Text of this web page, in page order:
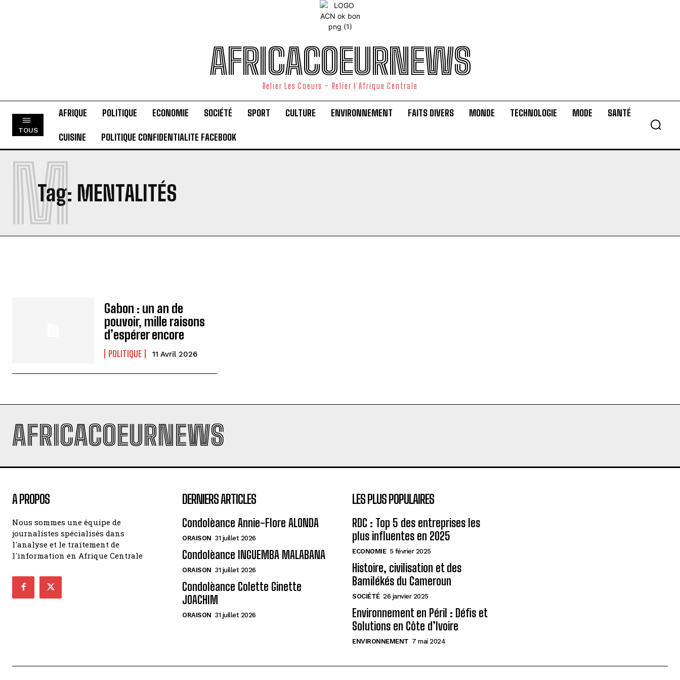
AFRICACOEURNEWS
Relier Les Coeurs - Relier l'Afrique Centrale
TOUS
AFRIQUE POLITIQUE ECONOMIE SOCIÉTÉ SPORT CULTURE ENVIRONNEMENT FAITS DIVERS MONDE TECHNOLOGIE MODE SANTÉ
CUISINE POLITIQUE CONFIDENTIALITE FACEBOOK
Tag: MENTALITÉS
M
Gabon : un an de
pouvoir, mille raisons
d’espérer encore
POLITIQUE 11 Avril 2026
AFRICACOEURNEWS
A PROPOS
Nous sommes une équipe de
journalistes spécialisés dans
l'analyse et le traitement de
l'information en Afrique Centrale
DERNIERS ARTICLES
Condolèance Annie-Flore ALONDA
ORAISON 31 juillet 2026
Condolèance INGUEMBA MALABANA
ORAISON 31 juillet 2026
Condolèance Colette Ginette
JOACHIM
ORAISON 31 juillet 2026
LES PLUS POPULAIRES
RDC : Top 5 des entreprises les
plus influentes en 2025
ECONOMIE 5 février 2025
Histoire, civilisation et des
Bamilékés du Cameroun
SOCIÉTÉ 26 janvier 2025
Environnement en Péril : Défis et
Solutions en Côte d’Ivoire
ENVIRONNEMENT 7 mai 2024